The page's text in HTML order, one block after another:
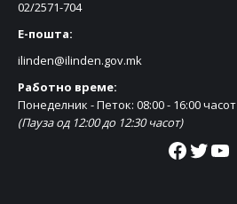
02/2571-704
Е-пошта:
ilinden@ilinden.gov.mk
Работно време:
Понеделник - Петок: 08:00 - 16:00 часот
(Пауза од 12:00 до 12:30 часот)
Facebook Twitter YouTube